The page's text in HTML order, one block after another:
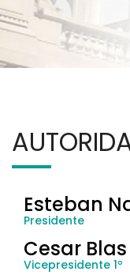
Esteban
Presidente
Cesar
Vicepresidente 1º